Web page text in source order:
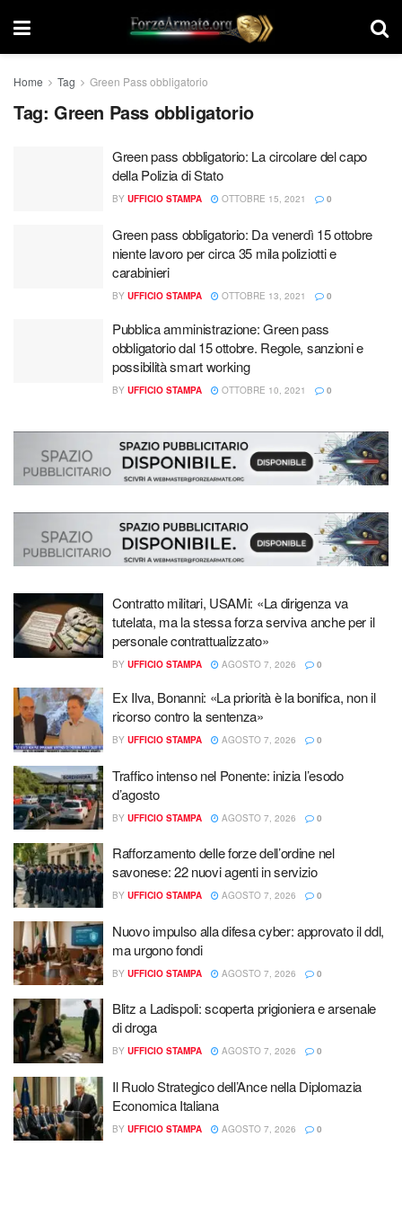
Home Tag Green Pass obbligatorio
Tag: Green Pass obbligatorio
Green pass obbligatorio: La circolare del capo
della Polizia di Stato
BY UFFICIO STAMPA OTTOBRE 15, 2021 0
Green pass obbligatorio: Da venerdì 15 ottobre
niente lavoro per circa 35 mila poliziotti e
carabinieri
BY UFFICIO STAMPA OTTOBRE 13, 2021 0
Pubblica amministrazione: Green pass
obbligatorio dal 15 ottobre. Regole, sanzioni e
possibilità smart working
BY UFFICIO STAMPA OTTOBRE 10, 2021 0
Contratto militari, USAMi: «La dirigenza va
tutelata, ma la stessa forza serviva anche per il
personale contrattualizzato»
BY UFFICIO STAMPA AGOSTO 7, 2026 0
Ex Ilva, Bonanni: «La priorità è la bonifica, non il
ricorso contro la sentenza»
BY UFFICIO STAMPA AGOSTO 7, 2026 0
Traffico intenso nel Ponente: inizia l’esodo
d’agosto
BY UFFICIO STAMPA AGOSTO 7, 2026 0
Rafforzamento delle forze dell’ordine nel
savonese: 22 nuovi agenti in servizio
BY UFFICIO STAMPA AGOSTO 7, 2026 0
Nuovo impulso alla difesa cyber: approvato il ddl,
ma urgono fondi
BY UFFICIO STAMPA AGOSTO 7, 2026 0
Blitz a Ladispoli: scoperta prigioniera e arsenale
di droga
BY UFFICIO STAMPA AGOSTO 7, 2026 0
Il Ruolo Strategico dell’Ance nella Diplomazia
Economica Italiana
BY UFFICIO STAMPA AGOSTO 7, 2026 0